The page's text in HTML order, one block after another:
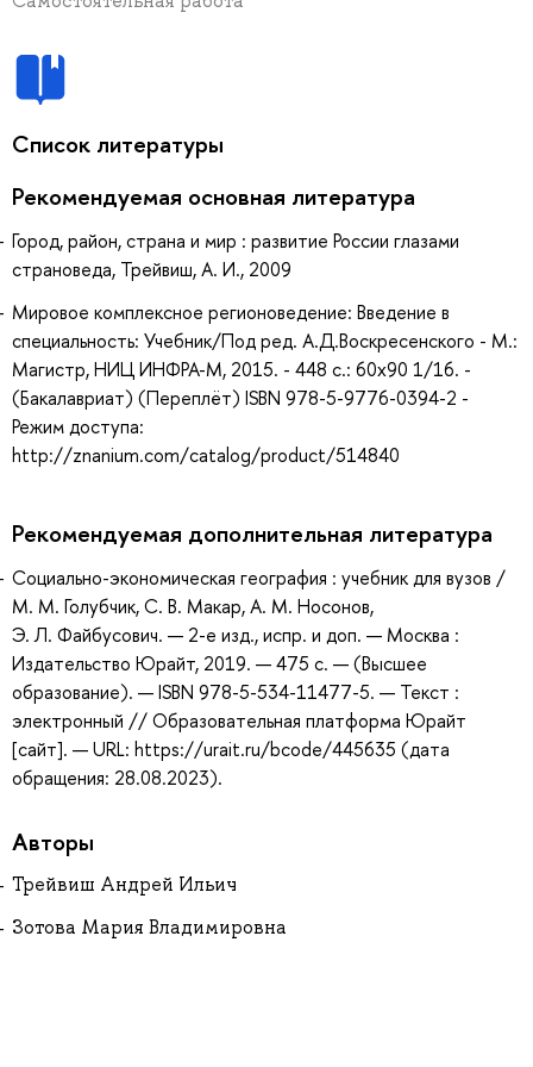
Список литературы
Рекомендуемая основная литература
Город, район, страна и мир : развитие России глазами
страноведа, Трейвиш, А. И., 2009
Мировое комплексное регионоведение: Введение в
специальность: Учебник/Под ред. А.Д.Воскресенского - М.:
Магистр, НИЦ ИНФРА-М, 2015. - 448 с.: 60x90 1/16. -
(Бакалавриат) (Переплёт) ISBN 978-5-9776-0394-2 -
Режим доступа:
http://znanium.com/catalog/product/514840
Рекомендуемая дополнительная литература
Социально-экономическая география : учебник для вузов /
М. М. Голубчик, С. В. Макар, А. М. Носонов,
Э. Л. Файбусович. — 2-е изд., испр. и доп. — Москва :
Издательство Юрайт, 2019. — 475 с. — (Высшее
образование). — ISBN 978-5-534-11477-5. — Текст :
электронный // Образовательная платформа Юрайт
[сайт]. — URL: https://urait.ru/bcode/445635 (дата
обращения: 28.08.2023).
Авторы
Трейвиш Андрей Ильич
Зотова Мария Владимировна